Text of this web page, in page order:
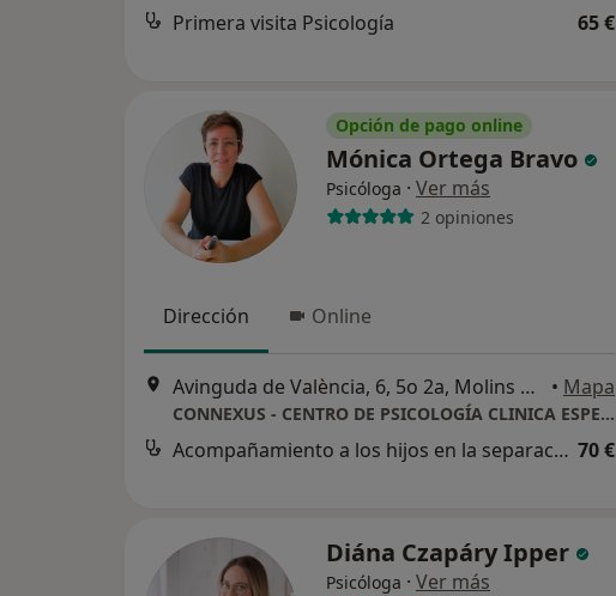
Primera visita Psicología 65 €
Opción de pago online
Mónica Ortega Bravo
Psicóloga · Ver más
2 opiniones
Dirección Online
Avinguda de València, 6, 5o 2a, Molins de Rei • Mapa
CONNEXUS - CENTRO DE PSICOLOGÍA CLINICA ESPECIALIZADA
Acompañamiento a los hijos en la separación/divorcio 70 €
Diána Czapáry Ipper
Psicóloga · Ver más